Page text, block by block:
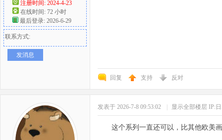
注册时间: 2024-4-23
在线时间: 72 小时
最后登录: 2026-6-29
联系方式:
发消息
回复 支持 反对
发表于 2026-7-8 09:53:02 显示全部楼层 IP:
这个系列一直还可以，比其他欧美